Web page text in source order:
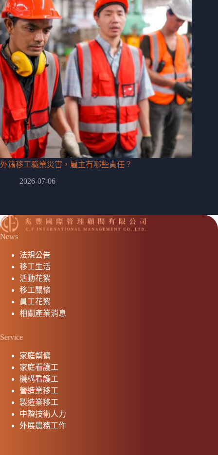
外籍移工職業災害，雇主有哪些責任？
2026-07-06
News
法規公告
移工生活
活動花絮
移工關懷
員工花絮
相關產業消息
Service
家庭幫傭
家庭看護工
機構看護工
營造業移工
製造業移工
中階技術人力
外展農務工作